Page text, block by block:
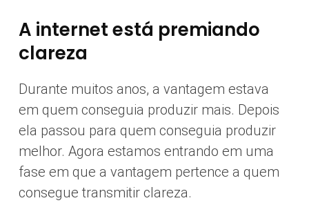
A internet está premiando
clareza
Durante muitos anos, a vantagem estava
em quem conseguia produzir mais. Depois
ela passou para quem conseguia produzir
melhor. Agora estamos entrando em uma
fase em que a vantagem pertence a quem
consegue transmitir clareza.